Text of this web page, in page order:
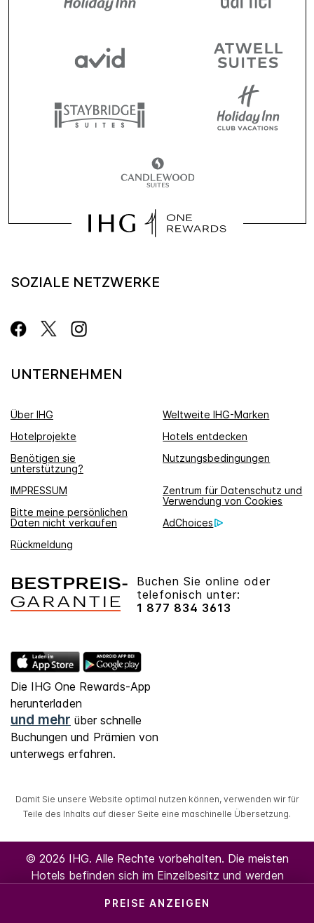
PREISE ANZEIGEN
SOZIALE NETZWERKE
UNTERNEHMEN
Über IHG
Weltweite IHG-Marken
Hotelprojekte
Hotels entdecken
Benötigen sie
unterstützung?
Nutzungsbedingungen
IMPRESSUM
Zentrum für Datenschutz und
Verwendung von Cookies
Bitte meine persönlichen
Daten nicht verkaufen
AdChoices
Rückmeldung
Buchen Sie online oder
telefonisch unter:
1 877 834 3613
Die IHG One Rewards-App
herunterladen
und mehr über schnelle
Buchungen und Prämien von
unterwegs erfahren.
Damit Sie unsere Website optimal nutzen können, verwenden wir für
Teile des Inhalts auf dieser Seite eine maschinelle Übersetzung.
© 2026 IHG. Alle Rechte vorbehalten. Die meisten
Hotels befinden sich im Einzelbesitz und werden